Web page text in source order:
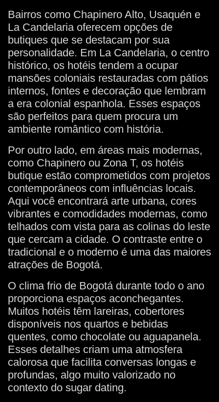
Bairros como Chapinero Alto, Usaquén e
La Candelaria oferecem opções de
butiques que se destacam por sua
personalidade. Em La Candelaria, o centro
histórico, os hotéis tendem a ocupar
mansões coloniais restauradas com pátios
internos, fontes e decoração que lembram
a era colonial espanhola. Esses espaços
são perfeitos para quem procura um
ambiente romântico com história.
Por outro lado, em áreas mais modernas,
como Chapinero ou Zona T, os hotéis
butique estão comprometidos com projetos
contemporâneos com influências locais.
Aqui você encontrará arte urbana, cores
vibrantes e comodidades modernas, como
telhados com vista para as colinas do leste
que cercam a cidade. O contraste entre o
tradicional e o moderno é uma das maiores
atrações de Bogotá.
O clima frio de Bogotá durante todo o ano
proporciona espaços aconchegantes.
Muitos hotéis têm lareiras, cobertores
disponíveis nos quartos e bebidas
quentes, como chocolate ou aguapanela.
Esses detalhes criam uma atmosfera
calorosa que facilita conversas longas e
profundas, algo muito valorizado no
contexto do sugar dating.